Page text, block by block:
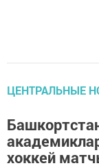
ЦЕНТРАЛЬНЫЕ
хоккей